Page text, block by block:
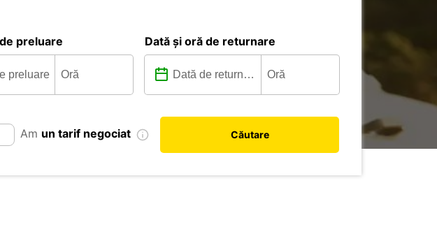
preluare Dată și oră de returnare
Am un tarif negociat Căutare